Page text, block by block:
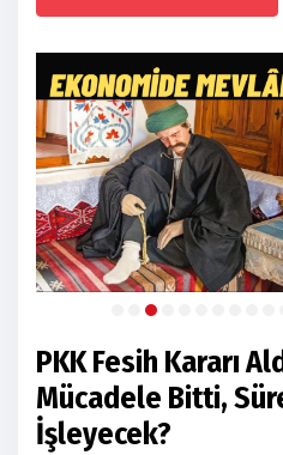
PKK Fesih Kararı
Mücadele Bitti,
İşleyecek?